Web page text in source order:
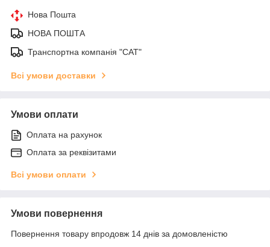
Нова Пошта
НОВА ПОШТА
Транспортна компанія "САТ"
Всі умови доставки
Умови оплати
Оплата на рахунок
Оплата за реквізитами
Всі умови оплати
Умови повернення
Повернення товару впродовж 14 днів за домовленістю